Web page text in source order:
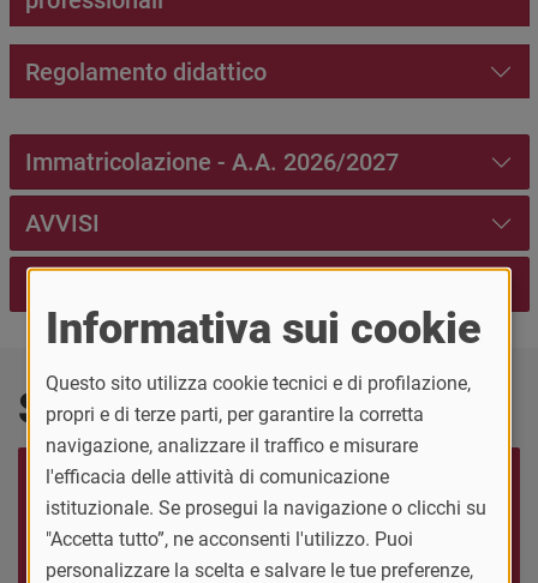
Regolamento didattico
Immatricolazione - A.A. 2026/2027
AVVISI
Servizi e info utili
Consulta le FAQ del
corso di studi
Guarda il video
tutorial per
l'iscrizione al
concorso
Informativa sui cookie
Questo sito utilizza cookie tecnici e di profilazione,
propri e di terze parti, per garantire la corretta
navigazione, analizzare il traffico e misurare
l'efficacia delle attività di comunicazione
istituzionale. Se prosegui la navigazione o clicchi su
"Accetta tutto”, ne acconsenti l'utilizzo. Puoi
personalizzare la scelta e salvare le tue preferenze,